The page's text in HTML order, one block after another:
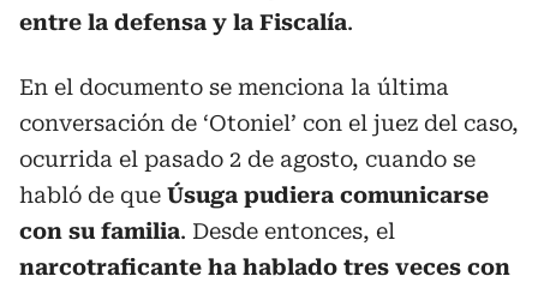
entre la defensa y la Fiscalía.
En el documento se menciona la última
conversación de ‘Otoniel’ con el juez del caso,
ocurrida el pasado 2 de agosto, cuando se
habló de que Úsuga pudiera comunicarse
con su familia. Desde entonces, el
narcotraficante ha hablado tres veces con